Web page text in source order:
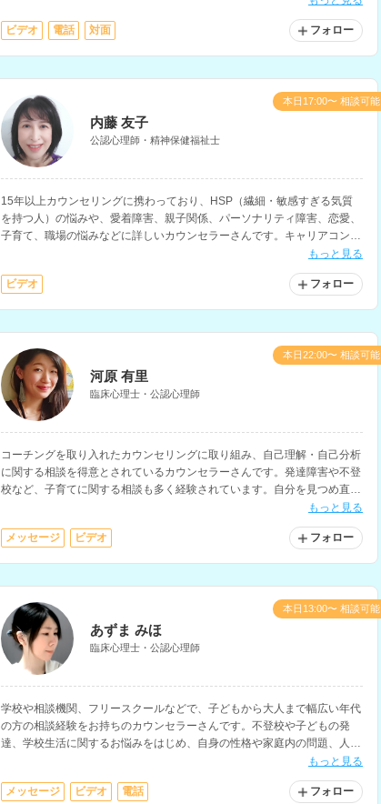
ビデオ 電話 対面 フォロー
内藤 友子
公認心理師・精神保健福祉士
15年以上カウンセリングに携わっており、HSP（繊細・敏感すぎる気質
を持つ人）の悩みや、愛着障害、親子関係、パーソナリティ障害、恋愛、
子育て、職場の悩みなどに詳しいカウンセラーさんです。キャリアコンサ
ルタントの指導者資格もお持ちで、職場における人間関係の悩みや、キャ
もっと見る
ビデオ フォロー
本日17:00〜 相談可能
河原 有里
臨床心理士・公認心理師
コーチングを取り入れたカウンセリングに取り組み、自己理解・自己分析
に関する相談を得意とされているカウンセラーさんです。発達障害や不登
校など、子育てに関する相談も多く経験されています。自分を見つめ直し
もっと見る
メッセージ ビデオ フォロー
本日22:00〜 相談可能
あずま みほ
臨床心理士・公認心理師
学校や相談機関、フリースクールなどで、子どもから大人まで幅広い年代
の方の相談経験をお持ちのカウンセラーさんです。不登校や子どもの発
達、学校生活に関するお悩みをはじめ、自身の性格や家庭内の問題、人間
もっと見る
メッセージ ビデオ 電話 フォロー
本日13:00〜 相談可能